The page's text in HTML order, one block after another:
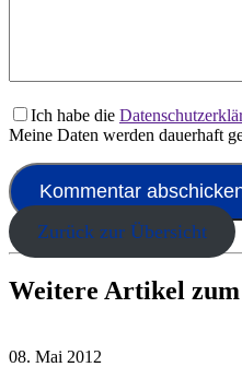
Ich habe die
Meine Daten werden dauerhaft
Zurück zur Übersicht
Weitere Artikel
08. Mai 2012